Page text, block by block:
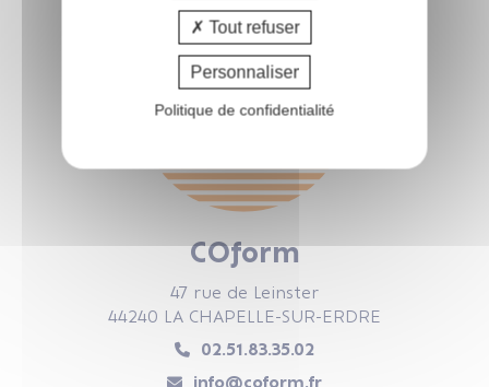
COform
47 rue de Leinster
44240 LA CHAPELLE-SUR-ERDRE
02.51.83.35.02
info@coform.fr
Tout refuser
Personnaliser
Politique de confidentialité